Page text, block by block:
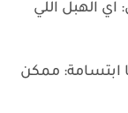
الهبل اللي
ابتسامة: ممكن